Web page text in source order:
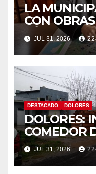
LA
CON
HÍDRICO DE
JUL 31, 2026
DESTACADO DOLORES
DOLORES:
COMEDOR
FUE
BOMBEROS
JUL 31, 2026